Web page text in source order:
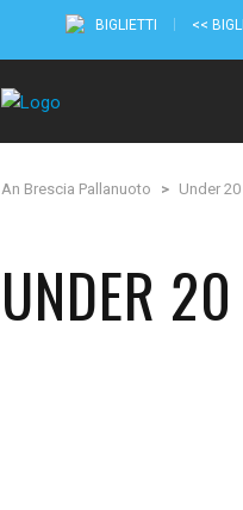
BIGLIETTI <<
An Brescia Pallanuoto > Under
UNDER